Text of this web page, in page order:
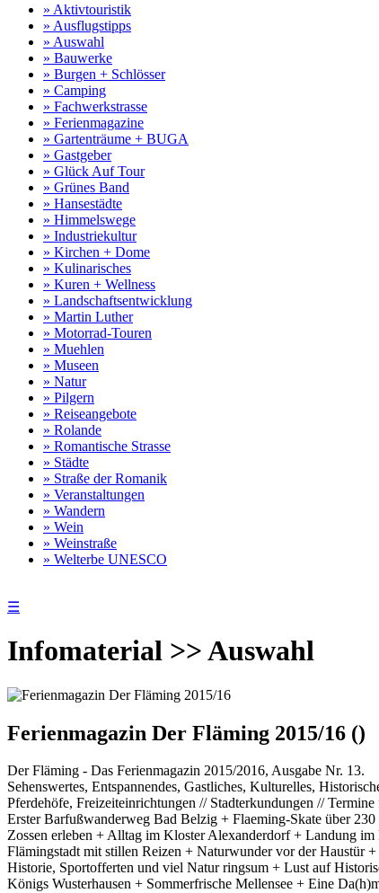
» Aktivtouristik
» Ausflugstipps
» Auswahl
» Bauwerke
» Burgen + Schlösser
» Camping
» Fachwerkstrasse
» Ferienmagazine
» Gartenträume + BUGA
» Gastgeber
» Glück Auf Tour
» Grünes Band
» Hansestädte
» Himmelswege
» Industriekultur
» Kirchen + Dome
» Kulinarisches
» Kuren + Wellness
» Landschaftsentwicklung
» Martin Luther
» Motorrad-Touren
» Muehlen
» Museen
» Natur
» Pilgern
» Reiseangebote
» Rolande
» Romantische Strasse
» Städte
» Straße der Romanik
» Veranstaltungen
» Wandern
» Wein
» Weinstraße
» Welterbe UNESCO
☰
Infomaterial >> Auswahl
Ferienmagazin Der Fläming 2015/16 ()
Der Fläming - Das Ferienmagazin 2015/2016, Ausgabe Nr. 13.
Sehenswertes, Entspannendes, Gastliches, Kulturelles,
Pferdehöfe, Freizeiteinrichtungen // Stadterkundungen //
Erster Barfußwanderweg Bad Belzig + Flaeming-Skate über
Zossen erleben + Alltag im Kloster Alexanderdorf + Landung
Flämingstadt mit stillen Reizen + Naturwunder vor der Haustür
Historie, Sportofferten und viel Natur ringsum + Lust auf
Königs Wusterhausen + Sommerfrische Mellensee + Eine